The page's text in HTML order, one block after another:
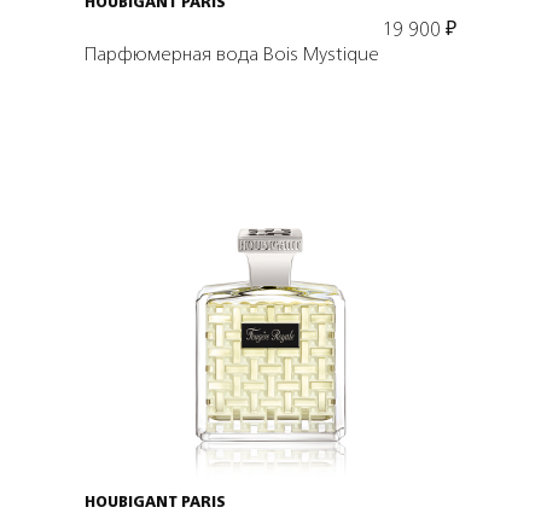
HOUBIGANT PARIS
19 900 ₽
Парфюмерная вода Bois Mystique
Подробнее
В корзину
HOUBIGANT PARIS